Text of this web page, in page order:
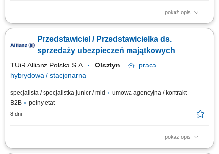
pokaż opis
Aktywne pozyskiwanie klientów i sprzedaż produktów ubezpieczeniowych
prowadzenie spotkań sprzedażowych. Analiza potrzeb klienta i
rekomendowanie dopasowanych rozwiązań. Budowanie długofalowych
Przedstawiciel / Przedstawicielka ds.
sprzedaży ubezpieczeń majątkowych
TUiR Allianz Polska S.A. Olsztyn
praca
hybrydowa / stacjonarna
specjalista / specjalistka junior / mid
umowa agencyjna / kontrakt
B2B
pełny etat
8 dni
pokaż opis
Zakres obowiązków: Budowanie i rozwijanie relacji z klientami; Analiza